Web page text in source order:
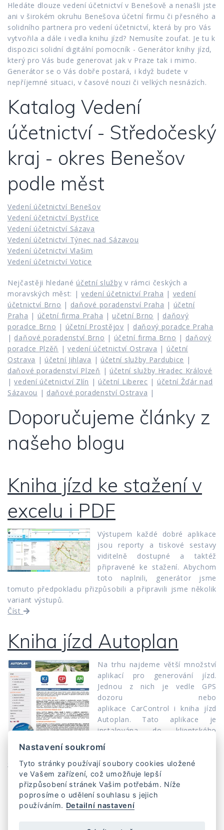
Hledáte dlouze vedení účetnictví v Benešově a nenašli jste
ani v širokém okruhu Benešova účetní firmu či přesného a
solidního partnera pro vedení účetnictví, která by pro Vás
vytvořila a dále i vedla knihu jízd? Nemusíte zoufat. Je tu k
dispozici solidní digitální pomocník - Generátor knihy jízd,
který pro Vás bude generovat jak v Praze tak i mimo.
Generátor se o Vás dobře postará, i když budete v
nepříjemné situaci, v časové nouzi či velkých nesnázích.
Katalog Vedení
účetnictví - Středočeský
kraj - okres Benešov
podle měst
Vedení účetnictví Benešov
Vedení účetnictví Bystřice
Vedení účetnictví Sázava
Vedení účetnictví Týnec nad Sázavou
Vedení účetnictví Vlašim
Vedení účetnictví Votice
Nejčastěji hledané účetní služby v rámci českých a
moravských měst: |vedení účetnictví Praha | vedení
účetnictví Brno | daňové poradenství Praha | účetní
Praha | účetní firma Praha | učetní Brno | daňový
poradce Brno | účetní Prostějov | daňový poradce Praha
| daňové poradenství Brno | účetní firma Brno | daňový
poradce Plzěň |vedení účetnictví Ostrava | účetní
Ostrava | účetní Jihlava | účetní služby Pardubice |
daňové poradenství Plzeň | účetní služby Hradec Králové
|vedení účetnictví Zlín | účetní Liberec | účetní Žďár nad
Sázavou | daňové poradenství Ostrava |
Doporučujeme články z
našeho blogu
Kniha jízd ke stažení v
excelu i PDF
Výstupem každé dobré aplikace
jsou reporty a tiskové sestavy
viditelně dostupné a taktéž
připravené ke stažení. Abychom
toto naplnili, generátor jsme
tomuto předpokladu přizpůsobili a připravili jsme několik
variant výstupů.
Číst
Kniha jízd Autoplan
Na trhu najdeme větší množství
aplikací pro generování jízd.
Jednou z nich je vedle GPS
dozoru nebo
aplikace CarControl i kniha jízd
Autoplan. Tato aplikace je
instalována do klientského
počítače cena je vyjádřená dle
vozu, či počtu zaměstnanců.
Číst
Nastavení soukromí
Tyto stránky používají soubory cookies uložené
ve Vašem zařízení, což umožňuje lepší
přizpůsobení stránek Vašim potřebám. Níže
poprosíme o udělení souhlasu s jejich
používáním. Detailní nastavení